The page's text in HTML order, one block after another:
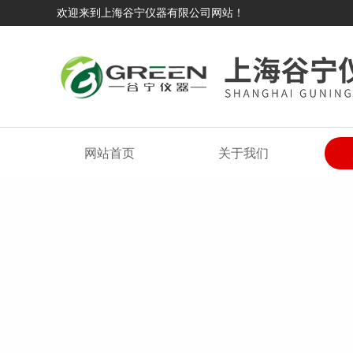
欢迎来到上海谷宁仪器有限公司网站！
网站首页 关于我们